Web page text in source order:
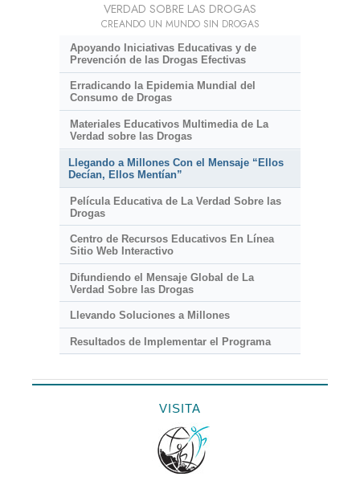
VERDAD SOBRE LAS DROGAS
CREANDO UN MUNDO SIN DROGAS
Apoyando Iniciativas Educativas y de
Prevención de las Drogas Efectivas
Erradicando la Epidemia Mundial del
Consumo de Drogas
Materiales Educativos Multimedia de La
Verdad sobre las Drogas
Llegando a Millones Con el Mensaje “Ellos
Decían, Ellos Mentían”
Película Educativa de La Verdad Sobre las
Drogas
Centro de Recursos Educativos En Línea
Sitio Web Interactivo
Difundiendo el Mensaje Global de La
Verdad Sobre las Drogas
Llevando Soluciones a Millones
Resultados de Implementar el Programa
VISITA